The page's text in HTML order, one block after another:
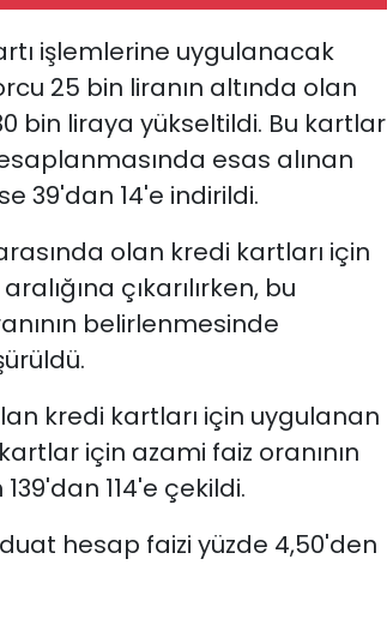
işlemlerine uygulanacak
25 bin liranın altında olan
bin liraya yükseltildi. Bu kartlar
esas alınan
39'dan 14'e indirildi.
olan kredi kartları için
çıkarılırken, bu
belirlenmesinde
kredi kartları için uygulanan
için azami faiz oranının
114'e çekildi.
hesap faizi yüzde 4,50'den